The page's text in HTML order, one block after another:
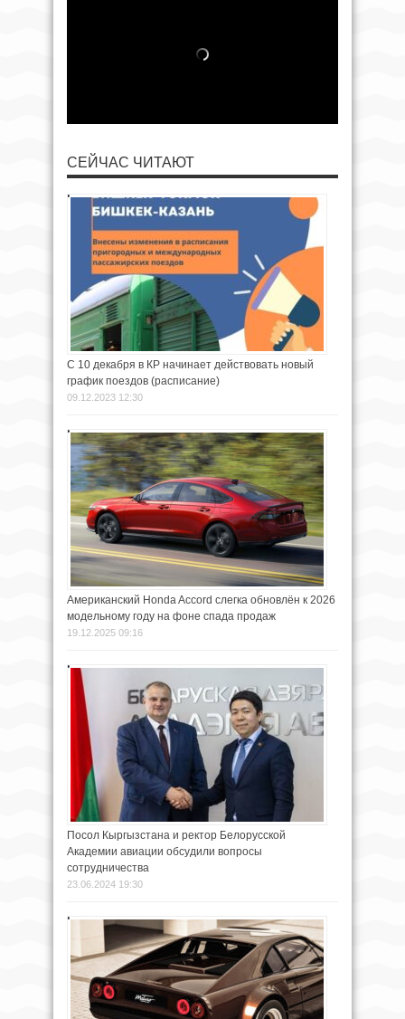
СЕЙЧАС ЧИТАЮТ
С 10 декабря в КР начинает действовать новый
график поездов (расписание)
09.12.2023 12:30
Американский Honda Accord слегка обновлён к 2026
модельному году на фоне спада продаж
19.12.2025 09:16
Посол Кыргызстана и ректор Белорусской
Академии авиации обсудили вопросы
сотрудничества
23.06.2024 19:30